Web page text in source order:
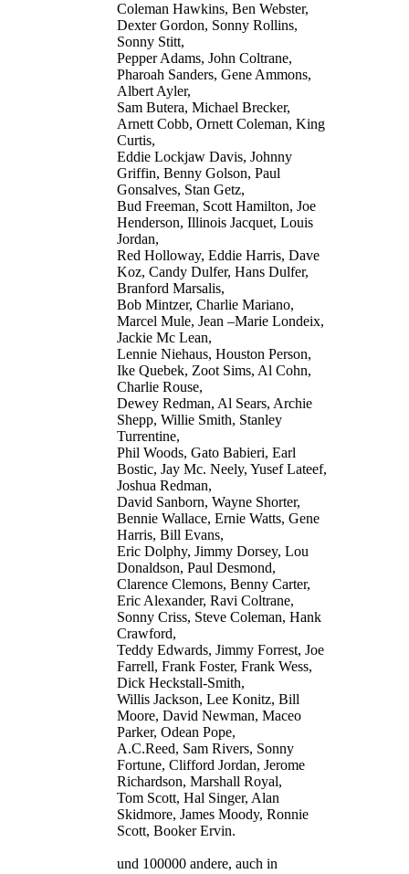
Coleman Hawkins, Ben Webster,
Dexter Gordon, Sonny Rollins,
Sonny Stitt,
Pepper Adams, John Coltrane,
Pharoah Sanders, Gene Ammons,
Albert Ayler,
Sam Butera, Michael Brecker,
Arnett Cobb, Ornett Coleman, King
Curtis,
Eddie Lockjaw Davis, Johnny
Griffin, Benny Golson, Paul
Gonsalves, Stan Getz,
Bud Freeman, Scott Hamilton, Joe
Henderson, Illinois Jacquet, Louis
Jordan,
Red Holloway, Eddie Harris, Dave
Koz, Candy Dulfer, Hans Dulfer,
Branford Marsalis,
Bob Mintzer, Charlie Mariano,
Marcel Mule, Jean –Marie Londeix,
Jackie Mc Lean,
Lennie Niehaus, Houston Person,
Ike Quebek, Zoot Sims, Al Cohn,
Charlie Rouse,
Dewey Redman, Al Sears, Archie
Shepp, Willie Smith, Stanley
Turrentine,
Phil Woods, Gato Babieri, Earl
Bostic, Jay Mc. Neely, Yusef Lateef,
Joshua Redman,
David Sanborn, Wayne Shorter,
Bennie Wallace, Ernie Watts, Gene
Harris, Bill Evans,
Eric Dolphy, Jimmy Dorsey, Lou
Donaldson, Paul Desmond,
Clarence Clemons, Benny Carter,
Eric Alexander, Ravi Coltrane,
Sonny Criss, Steve Coleman, Hank
Crawford,
Teddy Edwards, Jimmy Forrest, Joe
Farrell, Frank Foster, Frank Wess,
Dick Heckstall-Smith,
Willis Jackson, Lee Konitz, Bill
Moore, David Newman, Maceo
Parker, Odean Pope,
A.C.Reed, Sam Rivers, Sonny
Fortune, Clifford Jordan, Jerome
Richardson, Marshall Royal,
Tom Scott, Hal Singer, Alan
Skidmore, James Moody, Ronnie
Scott, Booker Ervin.
und 100000 andere, auch in